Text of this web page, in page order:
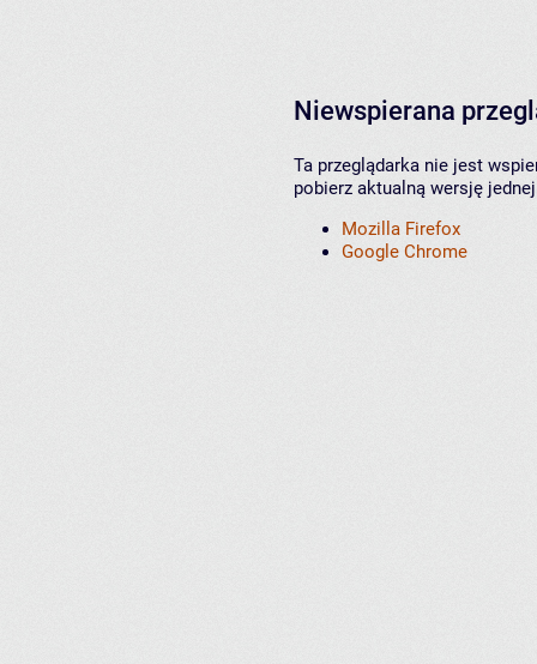
Niewspierana
Ta przeglądarka nie jest
pobierz aktualną wersję
Mozilla Firefox
Google Chrome